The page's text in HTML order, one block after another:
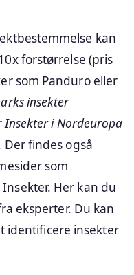
kan
forstørrelse (pris
som Panduro eller
insekter
Insekter i Nordeuropa
findes også
som
Her kan du
eksperter. Du kan
identificere insekter